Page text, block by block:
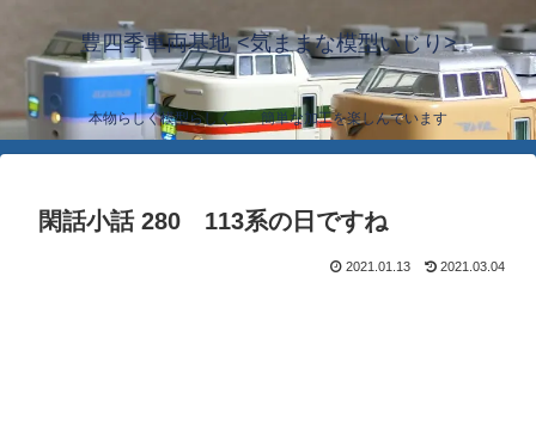
豊四季車両基地 <気ままな模型いじり>
本物らしく模型らしく… 簡単な加工を楽しんでいます
閑話小話 280 113系の日ですね
2021.01.13 2021.03.04